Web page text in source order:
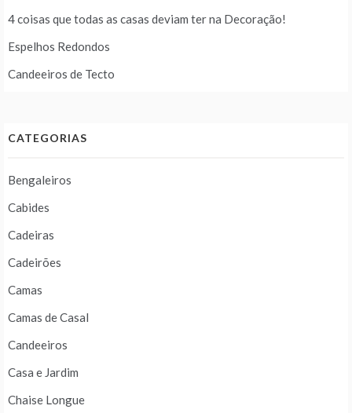
4 coisas que todas as casas deviam ter na Decoração!
Espelhos Redondos
Candeeiros de Tecto
CATEGORIAS
Bengaleiros
Cabides
Cadeiras
Cadeirões
Camas
Camas de Casal
Candeeiros
Casa e Jardim
Chaise Longue